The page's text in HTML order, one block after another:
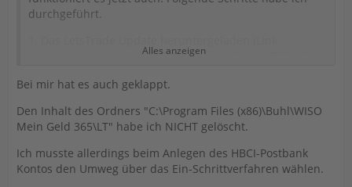
durchgeführt.
https://update.buhl.de/LT/update/LetsTrade/LT5PreRele
3. Den Inhalt des Ordners "C:\Program Files
4. Das LetsTrade Update über rechte Maus als
Alles anzeigen
Bei mir hat es auch geklappt.
Den Inhalt des Ordners "C:\Program Files (x86)\Buhl\WISO
Mein Geld 365\LT" habe ich NICHT gelöscht.
Ich musste allerdings beim Anlegen des HBCI-Postbank
Kontos den Umweg über das Ein-Schrittverfahren wählen.